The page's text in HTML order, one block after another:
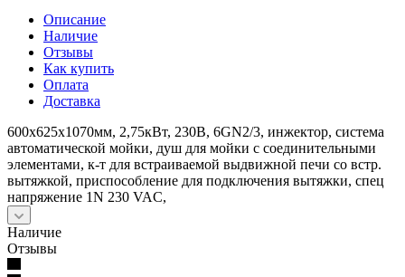
Описание
Наличие
Отзывы
Как купить
Оплата
Доставка
600х625х1070мм, 2,75кВт, 230В, 6GN2/3, инжектор, система
автоматической мойки, душ для мойки с соединительными
элементами, к-т для встраиваемой выдвижной печи со встр.
вытяжкой, приспособление для подключения вытяжки, спец
напряжение 1N 230 VAC,
Наличие
Отзывы